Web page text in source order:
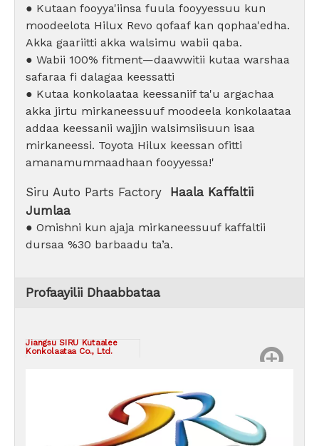
● Kutaan fooyya'iinsa fuula fooyyessuu kun
moodeelota Hilux Revo qofaaf kan qophaa'edha.
Akka gaariitti akka walsimu wabii qaba.
● Wabii 100% fitment—daawwitii kutaa warshaa
safaraa fi dalagaa keessatti
● Kutaa konkolaataa keessaniif ta'u argachaa
akka jirtu mirkaneessuuf moodeela konkolaataa
addaa keessanii wajjin walsimsiisuun isaa
mirkaneessi. Toyota Hilux keessan ofitti
amanamummaadhaan fooyyessa!'
Siru Auto Parts Factory Haala Kaffaltii
Jumlaa
● Omishni kun ajaja mirkaneessuuf kaffaltii
dursaa %30 barbaadu ta’a.
Profaayilii Dhaabbataa
Jiangsu SIRU Kutaalee
Konkolaataa Co., Ltd.